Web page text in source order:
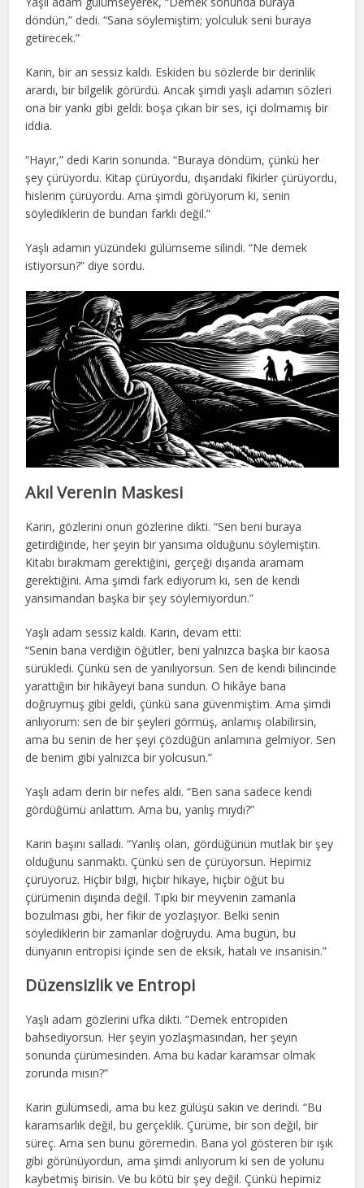
döndün,” dedi. “Sana söylemiştim; yolculuk seni buraya
getirecek.”
Karin, bir an sessiz kaldı. Eskiden bu sözlerde bir derinlik
arardı, bir bilgelik görürdü. Ancak şimdi yaşlı adamın sözleri
ona bir yankı gibi geldi: boşa çıkan bir ses, içi dolmamış bir
iddia.
“Hayır,” dedi Karin sonunda. “Buraya döndüm, çünkü her
şey çürüyordu. Kitap çürüyordu, dışarıdaki fikirler çürüyordu,
hislerim çürüyordu. Ama şimdi görüyorum ki, senin
söylediklerin de bundan farklı değil.”
Yaşlı adamın yüzündeki gülümseme silindi. “Ne demek
istiyorsun?” diye sordu.
Akıl Verenin Maskesi
Karin, gözlerini onun gözlerine dikti. “Sen beni buraya
getirdiğinde, her şeyin bir yansıma olduğunu söylemiştin.
Kitabı bırakmam gerektiğini, gerçeği dışarıda aramam
gerektiğini. Ama şimdi fark ediyorum ki, sen de kendi
yansımandan başka bir şey söylemiyordun.”
Yaşlı adam sessiz kaldı. Karin, devam etti:
“Senin bana verdiğin öğütler, beni yalnızca başka bir kaosa
sürükledi. Çünkü sen de yanılıyorsun. Sen de kendi bilincinde
yarattığın bir hikâyeyi bana sundun. O hikâye bana
doğruymuş gibi geldi, çünkü sana güvenmiştim. Ama şimdi
anlıyorum: sen de bir şeyleri görmüş, anlamış olabilirsin,
ama bu senin de her şeyi çözdüğün anlamına gelmiyor. Sen
de benim gibi yalnızca bir yolcusun.”
Yaşlı adam derin bir nefes aldı. “Ben sana sadece kendi
gördüğümü anlattım. Ama bu, yanlış mıydı?”
Karin başını salladı. “Yanlış olan, gördüğünün mutlak bir şey
olduğunu sanmaktı. Çünkü sen de çürüyorsun. Hepimiz
çürüyoruz. Hiçbir bilgi, hiçbir hikaye, hiçbir öğüt bu
çürümenin dışında değil. Tıpkı bir meyvenin zamanla
bozulması gibi, her fikir de yozlaşıyor. Belki senin
söylediklerin bir zamanlar doğruydu. Ama bugün, bu
dünyanın entropisi içinde sen de eksik, hatalı ve insanisin.”
Düzensizlik ve Entropi
Yaşlı adam gözlerini ufka dikti. “Demek entropiden
bahsediyorsun. Her şeyin yozlaşmasından, her şeyin
sonunda çürümesinden. Ama bu kadar karamsar olmak
zorunda mısın?”
Karin gülümsedi, ama bu kez gülüşü sakin ve derindi. “Bu
karamsarlık değil, bu gerçeklik. Çürüme, bir son değil, bir
süreç. Ama sen bunu göremedin. Bana yol gösteren bir ışık
gibi görünüyordun, ama şimdi anlıyorum ki sen de yolunu
kaybetmiş birisin. Ve bu kötü bir şey değil. Çünkü hepimiz